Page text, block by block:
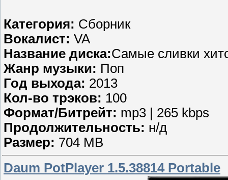
Категория: Сборник
Вокалист: VA
Название диска:Самые сливки
Жанр музыки: Поп
Год выхода: 2013
Кол-во трэков: 100
Формат/Битрейт: mp3 | 265 kbps
Продолжительность: н/д
Размер: 704 MB
Daum PotPlayer 1.5.38814 Portable